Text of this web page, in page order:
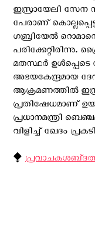
ഇസ്രായേലി സേന
പേരാണ്
ഗബ്രിയേൽ
പരിക്കേറ്റിരിന്നു.
മതസ്ഥര്‍
അഭയകേന്ദ്രമായ
ആക്രമണത്തില്‍
പ്രതിഷേധമാണ്
പ്രധാനമന്ത്രി
വിളിച്ച് ഖേദം
⧪